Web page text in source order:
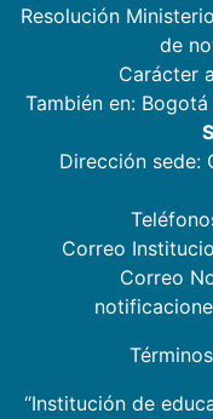
Resolución
de
Carácter
También en: Bogotá
Dirección sede:
Correo
Correo
“Institución de